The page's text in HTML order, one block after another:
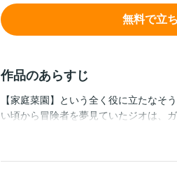
無料で立
作品のあらすじ
【家庭菜園】という全く役に立たなそ
い頃から冒険者を夢見ていたジオは、
動したら―――一瞬でみずみずしい超
のでは？あほかわ妹と、幼なじみと、